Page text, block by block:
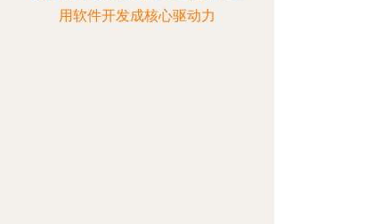
用软件开发成核心驱动力